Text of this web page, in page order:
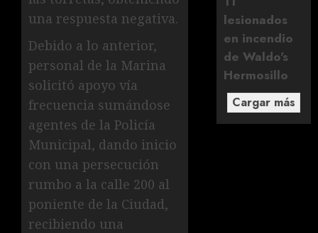
una respuesta negativa.
Debido a lo anterior,
personal de la Marina
solicitó apoyo vía
frecuencia sumándose
agentes de la Policía
Municipal, dando inicio
con una persecución
rumbo a la calle 200 al
poniente de la Ciudad,
recibiendo una
lesionados
en incendio
de Waldo's
Hermosillo
Cargar más